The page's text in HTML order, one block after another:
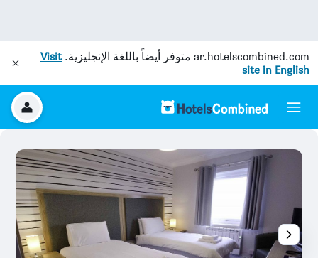
ar.hotelscombined.com متوفر أيضاً باللغة الإنجليزية.Visit
site in English